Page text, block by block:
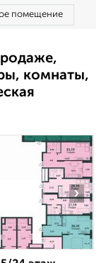
помещение
комнаты,
›